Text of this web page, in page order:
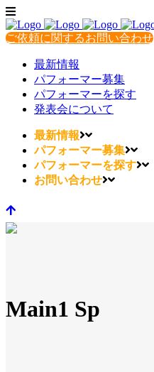
ご依頼に関するお問い合わせ
最新情報
パフォーマー募集
パフォーマーを探す
発表会について
最新情報
パフォーマー募集
パフォーマーを探す
お問い合わせ
Main1 Sp